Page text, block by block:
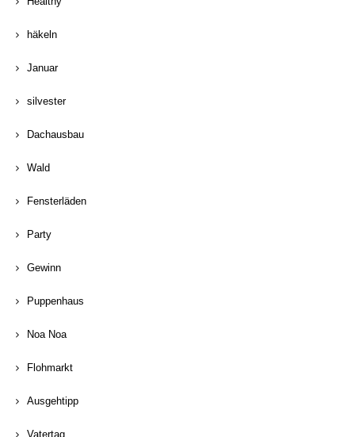
häkeln
Januar
silvester
Dachausbau
Wald
Fensterläden
Party
Gewinn
Puppenhaus
Noa Noa
Flohmarkt
Ausgehtipp
Vatertag